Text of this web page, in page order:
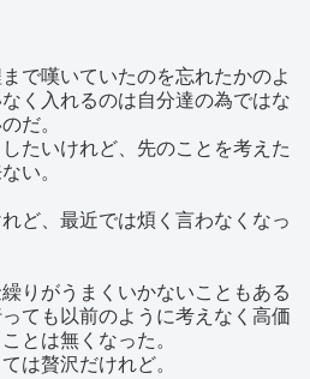
で嘆いていたのを忘れたかのよ
く入れるのは自分達の為ではな
だ。
たいけれど、先のことを考えた
い。
ど、最近では煩く言わなくなっ
りがうまくいかないこともある
ても以前のように考えなく高価
とは無くなった。
は贅沢だけれど。